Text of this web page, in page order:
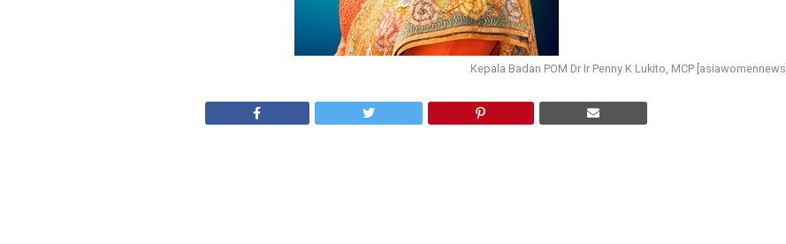
Kepala Badan POM Dr Ir Penny K Lukito, MCP [asiawomennews]